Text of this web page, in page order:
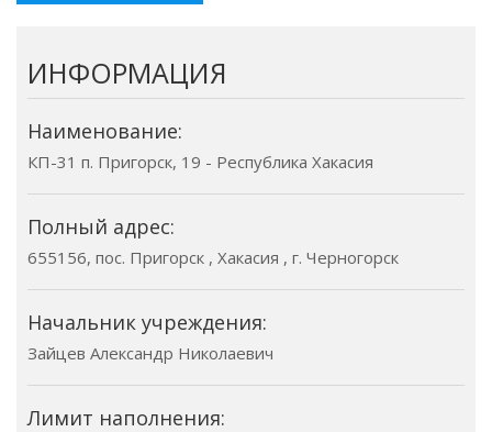
ИНФОРМАЦИЯ
Наименование:
КП-31 п. Пригорск, 19 - Республика Хакасия
Полный адрес:
655156, пос. Пригорск , Хакасия , г. Черногорск
Начальник учреждения:
Зайцев Александр Николаевич
Лимит наполнения: